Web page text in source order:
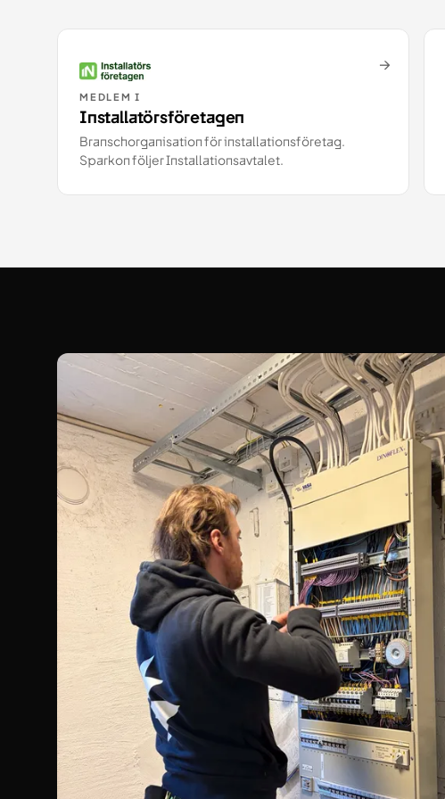
MEDLEM I
Installatörsföretagen
Branschorganisation för installationsföretag.
Sparkon följer Installationsavtalet.
→